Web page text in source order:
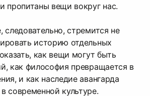
пропитаны вещи вокруг нас.
следовательно, стремится не
историю отдельных
как вещи могут быть
как философия превращается в
и как наследие авангарда
современной культуре.